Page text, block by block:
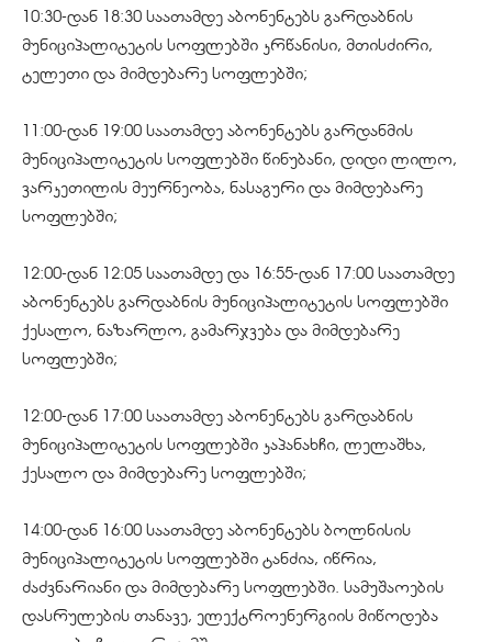
10:30-დან 18:30 საათამდე აბონენტებს გარდაბნის
მუნიციპალიტეტის სოფლებში კრწანისი, მთისძირი,
ტელეთი და მიმდებარე სოფლებში;
11:00-დან 19:00 საათამდე აბონენტებს გარდანმის
მუნიციპალიტეტის სოფლებში წინუბანი, დიდი ლილო,
ვარკეთილის მეურნეობა, ნასაგური და მიმდებარე
სოფლებში;
12:00-დან 12:05 საათამდე და 16:55-დან 17:00 საათამდე
აბონენტებს გარდაბნის მუნიციპალიტეტის სოფლებში
ქესალო, ნაზარლო, გამარჯვება და მიმდებარე
სოფლებში;
12:00-დან 17:00 საათამდე აბონენტებს გარდაბნის
მუნიციპალიტეტის სოფლებში კაპანახჩი, ლელაშხა,
ქესალო და მიმდებარე სოფლებში;
14:00-დან 16:00 საათამდე აბონენტებს ბოლნისის
მუნიციპალიტეტის სოფლებში ტანძია, იწრია,
ძაძვნარიანი და მიმდებარე სოფლებში. სამუშაოების
დასრულების თანავე, ელექტროენერგიის მიწოდება